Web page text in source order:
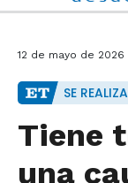
12 de mayo de 2026
SE
Tiene
una